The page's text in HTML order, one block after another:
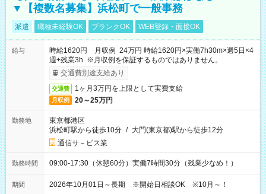
▼【複数名募集】浜松町で一般事務
派遣 職種未経験OK ブランクOK WEB登録・面接OK
給与
時給1620円 月収例 24万円 時給1620円×実働7h30m×週5日×4
週+残業3h ※月収例を保証するものではありません。
交通費別途支給あり
交通費 1ヶ月3万円を上限として実費支給
月収例 20～25万円
勤務地
東京都港区
浜松町駅から徒歩10分 / 大門(東京都)駅から徒歩12分
通信サ－ビス業
勤務時間 09:00-17:30（休憩60分）実働7時間30分（残業少なめ！）
期間 2026年10月01日～長期 ※開始日相談OK ※10月～！